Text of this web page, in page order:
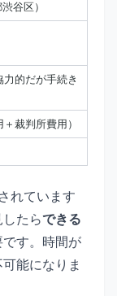
谷区）
的だが手続き
裁判所費用）
れています
たらできる
す。時間が
能になりま